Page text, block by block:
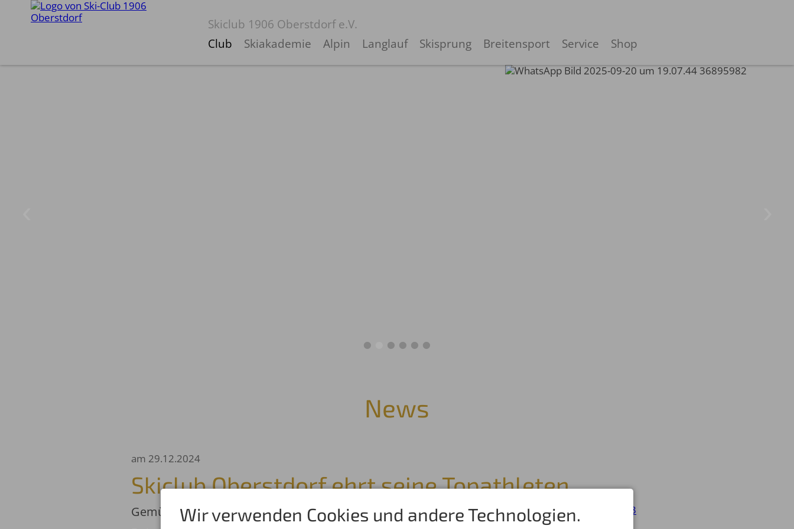
Skiclub 1906 Oberstdorf e.V.
Club
Skiakademie Alpin Langlauf Skisprung Breitensport Service Shop
News
am 29.12.2024
Skiclub Oberstdorf ehrt seine Topathleten
Gemütliches Beisammensein in der Erdinger Sportsalp
Wir verwenden Cookies und andere Technologien.